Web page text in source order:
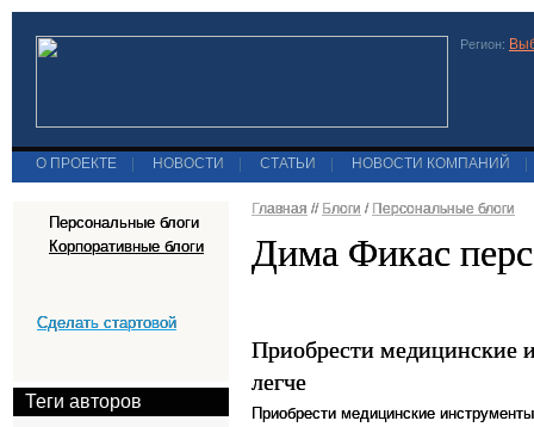
Регион:
О ПРОЕКТЕ НОВОСТИ СТАТЬИ НОВОСТИ КОМПАНИЙ
Персональные блоги
Корпоративные блоги
Сделать стартовой
Теги авторов
Главная // Блоги / Персональные блоги
Дима Фикас
Приобрести медицинские
легче
Приобрести медицинские